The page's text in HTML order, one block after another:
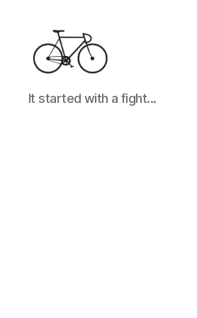
It
started
It started with a fight...